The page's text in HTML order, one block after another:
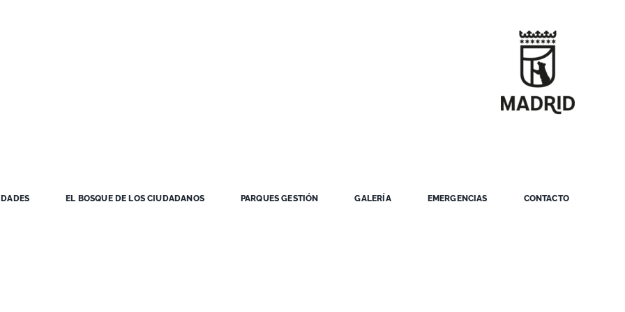
EL BOSQUE DE LOS CIUDADANOS PARQUES GESTIÓN GALERÍA EMERGENCIAS CONTACTO